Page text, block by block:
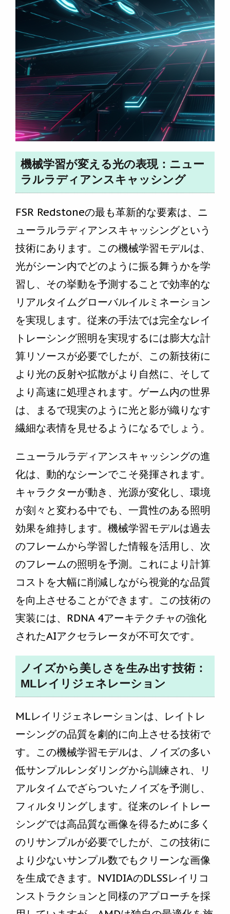
機械学習が変える光の表現：ニュー
ラルラディアンスキャッシング
FSR Redstoneの最も革新的な要素は、ニ
ューラルラディアンスキャッシングという
技術にあります。この機械学習モデルは、
光がシーン内でどのように振る舞うかを学
習し、その挙動を予測することで効率的な
リアルタイムグローバルイルミネーション
を実現します。従来の手法では完全なレイ
トレーシング照明を実現するには膨大な計
算リソースが必要でしたが、この新技術に
より光の反射や拡散がより自然に、そして
より高速に処理されます。ゲーム内の世界
は、まるで現実のように光と影が織りなす
繊細な表情を見せるようになるでしょう。
ニューラルラディアンスキャッシングの進
化は、動的なシーンでこそ発揮されます。
キャラクターが動き、光源が変化し、環境
が刻々と変わる中でも、一貫性のある照明
効果を維持します。機械学習モデルは過去
のフレームから学習した情報を活用し、次
のフレームの照明を予測。これにより計算
コストを大幅に削減しながら視覚的な品質
を向上させることができます。この技術の
実装には、RDNA 4アーキテクチャの強化
されたAIアクセラレータが不可欠です。
ノイズから美しさを生み出す技術：
MLレイリジェネレーション
MLレイリジェネレーションは、レイトレ
ーシングの品質を劇的に向上させる技術で
す。この機械学習モデルは、ノイズの多い
低サンプルレンダリングから訓練され、リ
アルタイムでざらついたノイズを予測し、
フィルタリングします。従来のレイトレー
シングでは高品質な画像を得るために多く
のリサンプルが必要でしたが、この技術に
より少ないサンプル数でもクリーンな画像
を生成できます。NVIDIAのDLSSレイリコ
ンストラクションと同様のアプローチを採